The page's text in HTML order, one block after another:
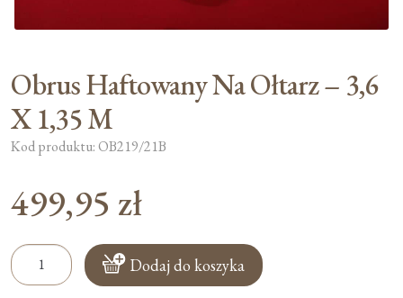
Obrus Haftowany Na Ołtarz – 3,6
X 1,35 M
Kod produktu: OB219/21B
499,95 zł
ilość
Obrus
Dodaj do koszyka